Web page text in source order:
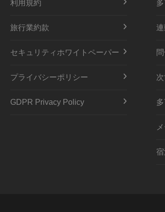
利用規約
旅行業約款
セキュリティホワイトペーパー
プライバシーポリシー
GDPR Privacy Policy